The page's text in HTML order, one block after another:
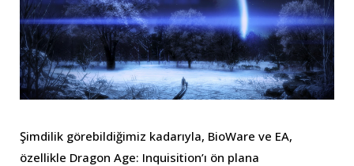
Şimdilik görebildiğimiz kadarıyla, BioWare ve EA,
özellikle Dragon Age: Inquisition’ı ön plana